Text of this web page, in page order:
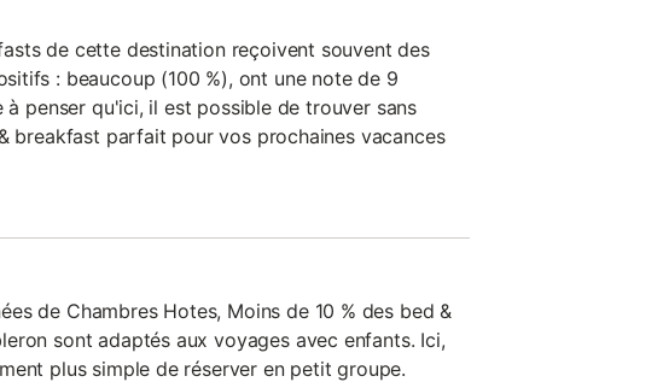
de cette destination reçoivent souvent des
: beaucoup (100 %), ont une note de 9
à penser qu'ici, il est possible de trouver sans
breakfast parfait pour vos prochaines vacances
de Chambres Hotes, Moins de 10 % des bed &
sont adaptés aux voyages avec enfants. Ici,
plus simple de réserver en petit groupe.